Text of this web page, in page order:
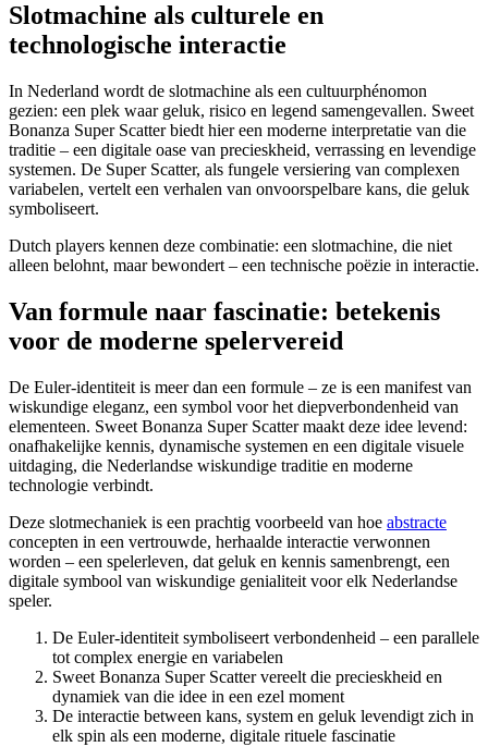
Slotmachine als culturele en
technologische interactie
In Nederland wordt de slotmachine als een cultuurphénomon
gezien: een plek waar geluk, risico en legend samengevallen. Sweet
Bonanza Super Scatter biedt hier een moderne interpretatie van die
traditie – een digitale oase van precieskheid, verrassing en levendige
systemen. De Super Scatter, als fungele versiering van complexen
variabelen, vertelt een verhalen van onvoorspelbare kans, die geluk
symboliseert.
Dutch players kennen deze combinatie: een slotmachine, die niet
alleen belohnt, maar bewondert – een technische poëzie in interactie.
Van formule naar fascinatie: betekenis
voor de moderne spelervereid
De Euler-identiteit is meer dan een formule – ze is een manifest van
wiskundige eleganz, een symbol voor het diepverbondenheid van
elementeen. Sweet Bonanza Super Scatter maakt deze idee levend:
onafhakelijke kennis, dynamische systemen en een digitale visuele
uitdaging, die Nederlandse wiskundige traditie en moderne
technologie verbindt.
Deze slotmechaniek is een prachtig voorbeeld van hoe abstracte
concepten in een vertrouwde, herhaalde interactie verwonnen
worden – een spelerleven, dat geluk en kennis samenbrengt, een
digitale symbool van wiskundige genialiteit voor elk Nederlandse
speler.
De Euler-identiteit symboliseert verbondenheid – een parallele
tot complex energie en variabelen
Sweet Bonanza Super Scatter vereelt die precieskheid en
dynamiek van die idee in een ezel moment
De interactie between kans, system en geluk levendigt zich in
elk spin als een moderne, digitale rituele fascinatie